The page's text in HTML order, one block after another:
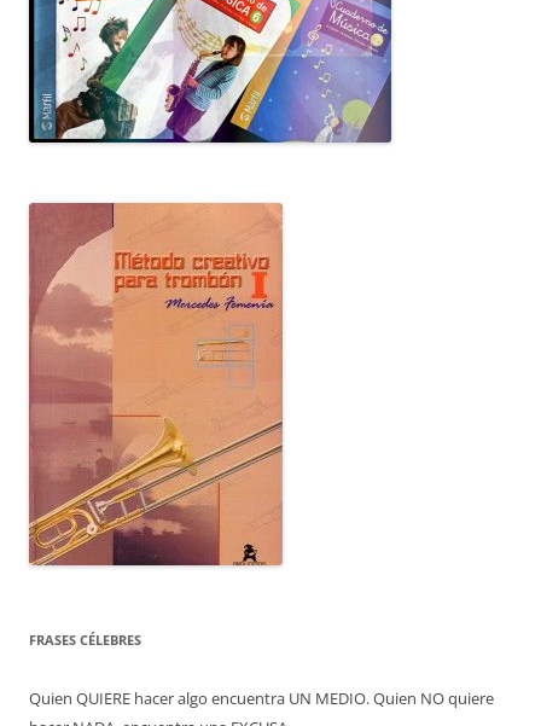
FRASES CÉLEBRES
Quien QUIERE hacer algo encuentra UN MEDIO. Quien NO quiere